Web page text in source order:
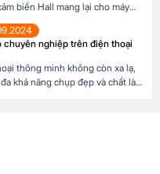
biến Hall mang lại cho máy
gì? Cảm biến Hall là một thiết bị
Hall để đo cường độ và hướng
chuyên nghiệp trên điện thoại
thông minh không còn xa lạ,
khả năng chụp đẹp và chất là